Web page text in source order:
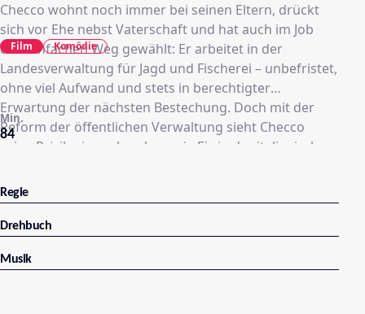
Checco wohnt noch immer bei seinen Eltern, drückt
sich vor Ehe nebst Vaterschaft und hat auch im Job
den einfachen Weg gewählt: Er arbeitet in der
Landesverwaltung für Jagd und Fischerei – unbefristet,
ohne viel Aufwand und stets in berechtigter
Erwartung der nächsten Bestechung. Doch mit der
Reform der öffentlichen Verwaltung sieht Checco
seine Privilegien schmelzen wie Eis in der italienischen
gestellt, entscheidet sich Checco für Option Nr. 2. Die
eiskalte Beamtin Sironi greift deswegen zu drastischen
Maßnahmen: In der Hoffnung, dass er kündigt, schickt
sogar über die Grenzen Italiens hinaus .....
84
Min.
Film Komödie
Regie
Drehbuch
Musik